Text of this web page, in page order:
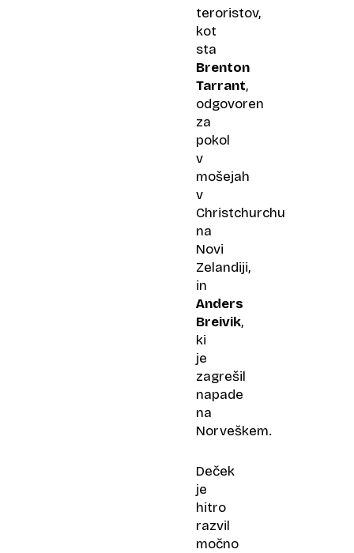
teroristov,
kot
sta
Brenton
Tarrant,
odgovoren
za
pokol
v
mošejah
v
Christchurchu
na
Novi
Zelandiji,
in
Anders
Breivik,
ki
je
zagrešil
napade
na
Norveškem.
Deček
je
hitro
razvil
močno